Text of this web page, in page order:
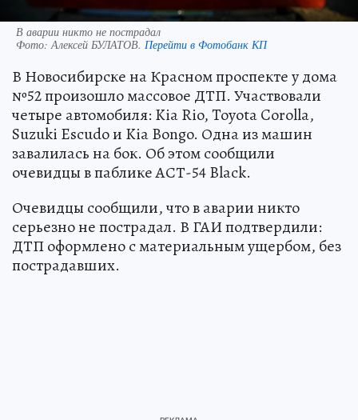
В аварии никто не пострадал
Фото:Алексей БУЛАТОВ. Перейти в Фотобанк КП
В Новосибирске на Красном проспекте у дома
№52 произошло массовое ДТП. Участвовали
четыре автомобиля: Kia Rio, Toyota Corolla,
Suzuki Escudo и Kia Bongo. Одна из машин
завалилась на бок. Об этом сообщили
очевидцы в паблике АСТ-54 Black.
Очевидцы сообщили, что в аварии никто
серьезно не пострадал. В ГАИ подтвердили:
ДТП оформлено с материальным ущербом, без
пострадавших.